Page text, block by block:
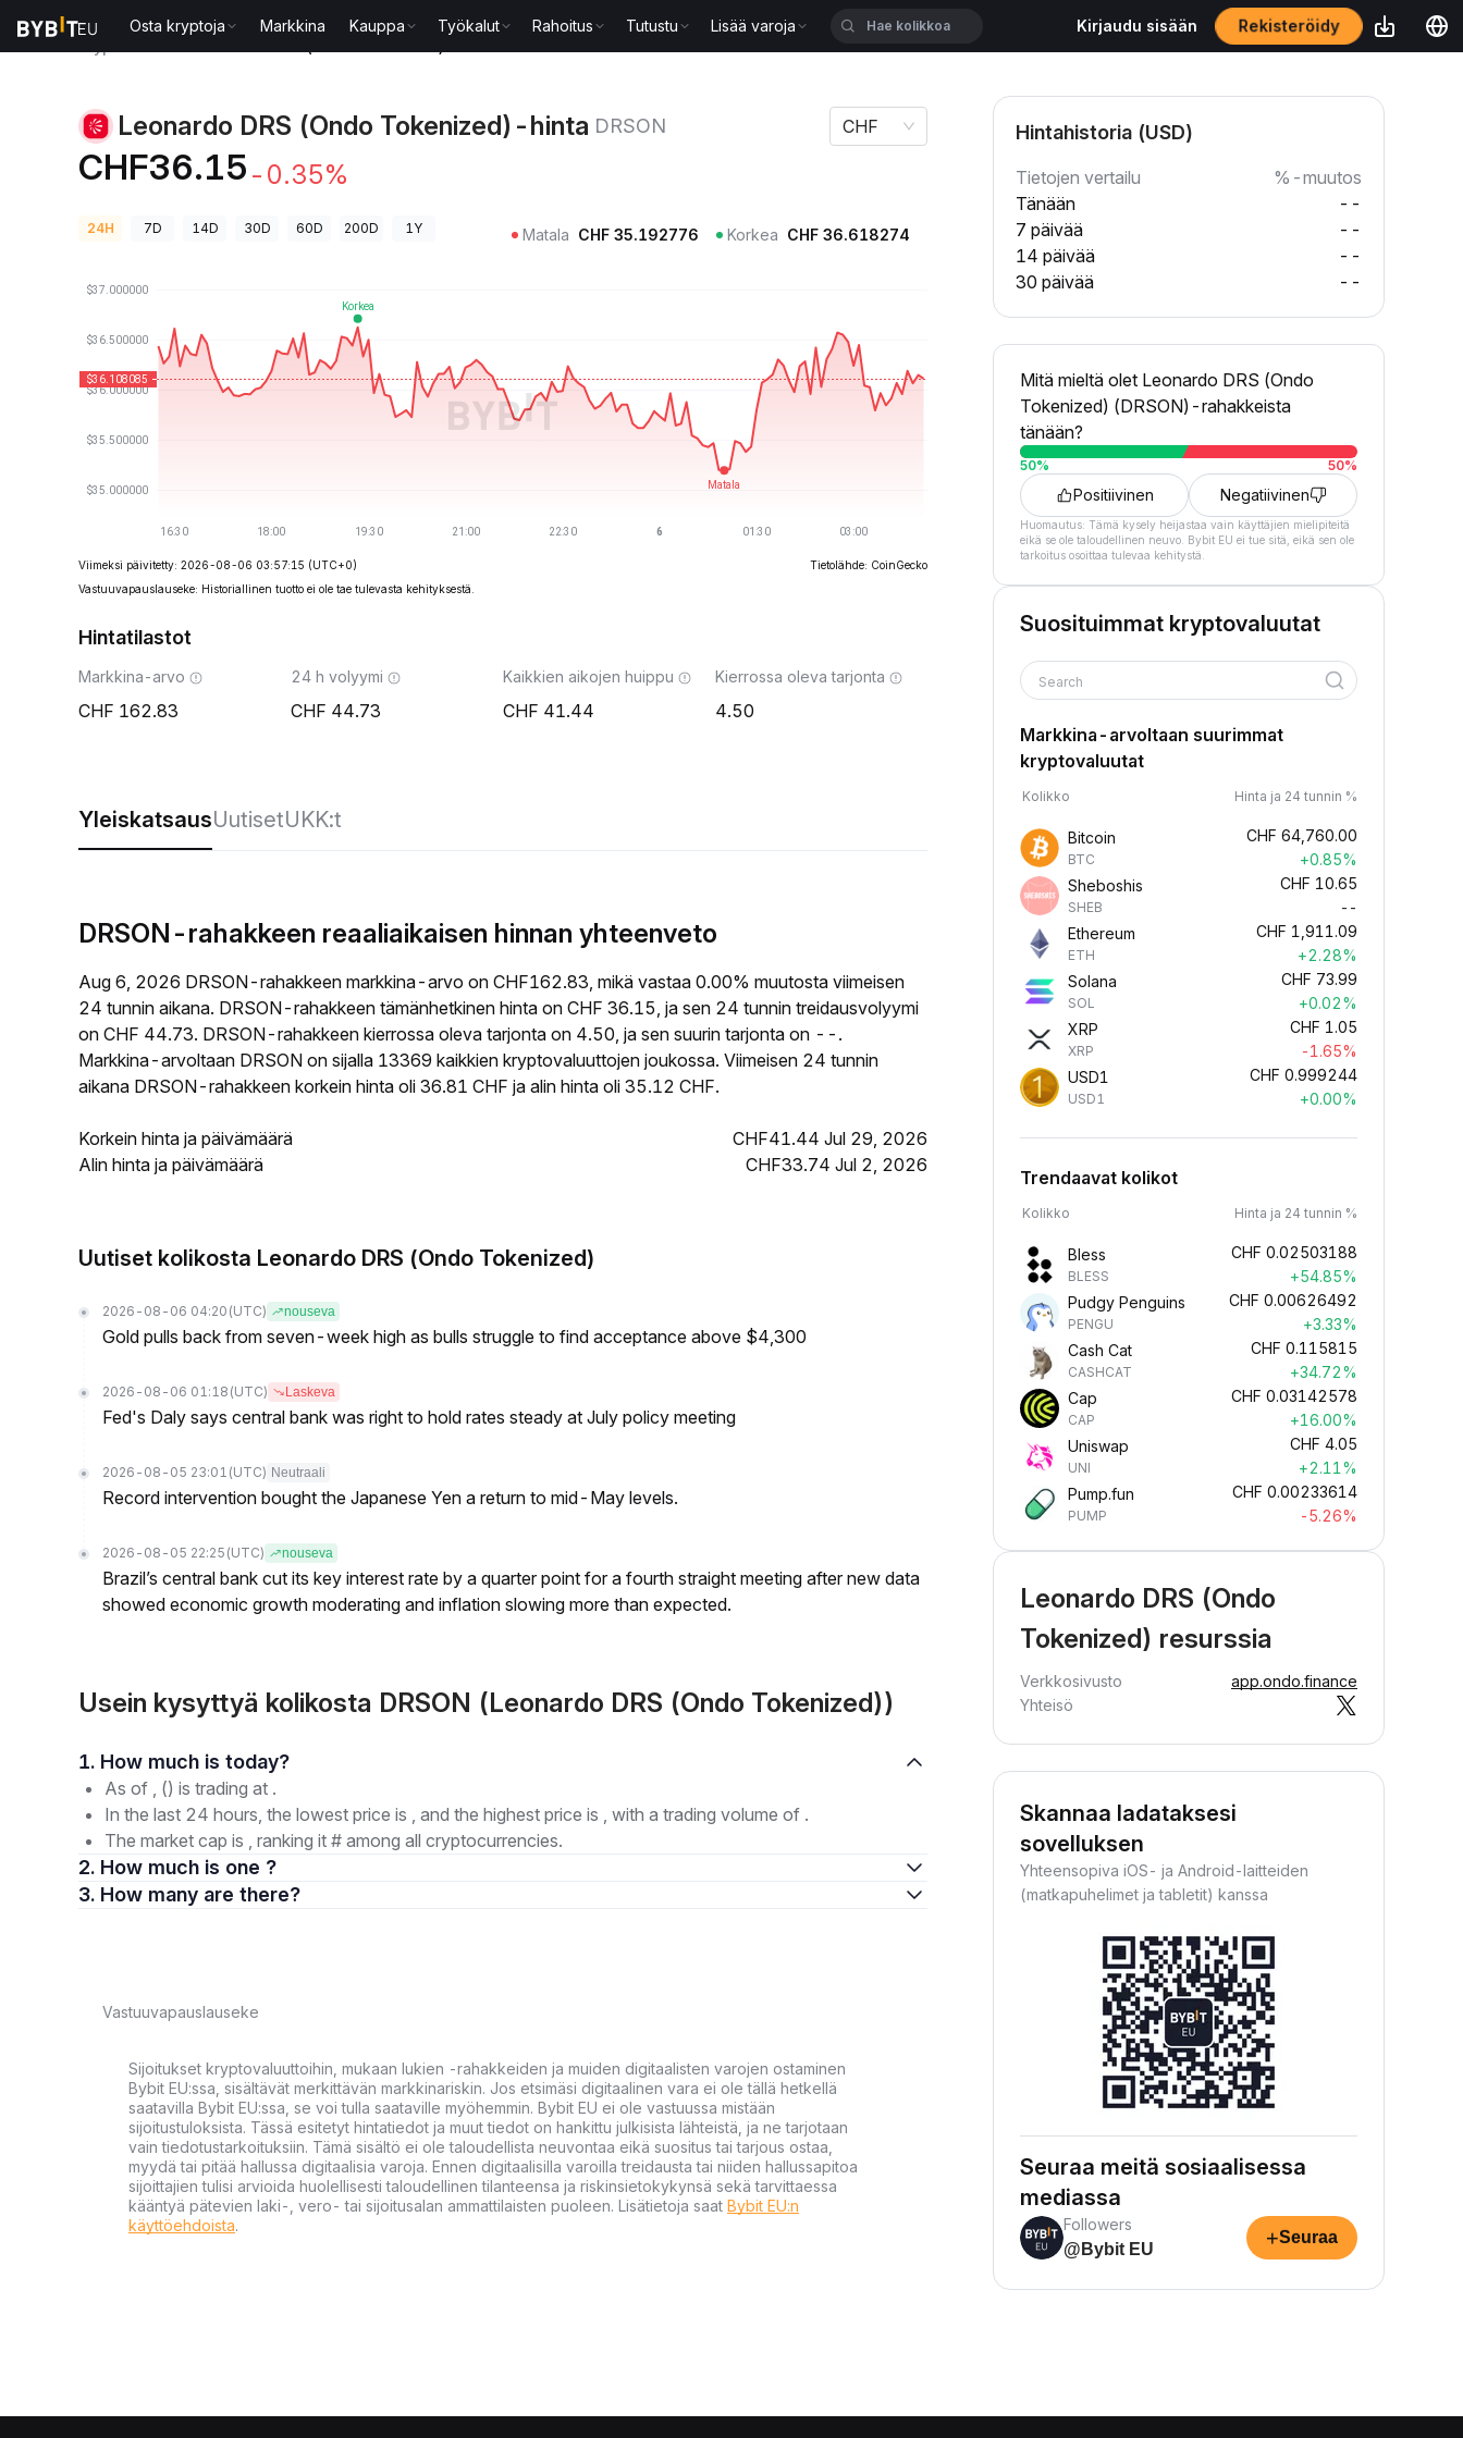
Osta kryptoja Markkina Kauppa Työkalut Rahoitus Tutustu Lisää varoja Kirjaudu sisään Rekisteröidy
Leonardo DRS (Ondo Tokenized)-hinta DRSON
CHF36.15 -0.35%
CHF
24H 7D 14D 30D 60D 200D 1Y Matala CHF 35.192776 Korkea CHF 36.618274
Viimeksi päivitetty: 2026-08-06 03:57:15 (UTC+0)
Tietolähde: CoinGecko
Vastuuvapauslauseke: Historiallinen tuotto ei ole tae tulevasta kehityksestä.
Hintatilastot
Markkina-arvo
162.83
24 h volyymi
44.73
Kaikkien aikojen huippu
41.44
Kierrossa oleva tarjonta
4.50
YleiskatsausUutisetUKK:t
DRSON-rahakkeen reaaliaikaisen hinnan yhteenveto
Aug 6, 2026 DRSON-rahakkeen markkina-arvo on CHF162.83, mikä vastaa 0.00% muutosta viimeisen
24 tunnin aikana. DRSON-rahakkeen tämänhetkinen hinta on CHF 36.15, ja sen 24 tunnin treidausvolyymi
on CHF 44.73. DRSON-rahakkeen kierrossa oleva tarjonta on 4.50, ja sen suurin tarjonta on --.
Markkina-arvoltaan DRSON on sijalla 13369 kaikkien kryptovaluuttojen joukossa. Viimeisen 24 tunnin
aikana DRSON-rahakkeen korkein hinta oli 36.81 CHF ja alin hinta oli 35.12 CHF.
Korkein hinta ja päivämäärä
CHF41.44 Jul 29, 2026
Alin hinta ja päivämäärä
CHF33.74 Jul 2, 2026
Uutiset kolikosta Leonardo DRS (Ondo Tokenized)
2026-08-06 04:20 (UTC) nouseva
Gold pulls back from seven-week high as bulls struggle to find acceptance above $4,300
2026-08-06 01:18 (UTC) Laskeva
Fed's Daly says central bank was right to hold rates steady at July policy meeting
2026-08-05 23:01 (UTC) Neutraali
Record intervention bought the Japanese Yen a return to mid-May levels.
2026-08-05 22:25 (UTC) nouseva
Brazil’s central bank cut its key interest rate by a quarter point for a fourth straight meeting after new data
showed economic growth moderating and inflation slowing more than expected.
Usein kysyttyä kolikosta DRSON (Leonardo DRS (Ondo Tokenized))
1. How much is today?
As of , () is trading at .
In the last 24 hours, the lowest price is , and the highest price is , with a trading volume of .
The market cap is , ranking it # among all cryptocurrencies.
2. How much is one ?
3. How many are there?
Vastuuvapauslauseke
Sijoitukset kryptovaluuttoihin, mukaan lukien -rahakkeiden ja muiden digitaalisten varojen ostaminen
Bybit EU:ssa, sisältävät merkittävän markkinariskin. Jos etsimäsi digitaalinen vara ei ole tällä hetkellä
saatavilla Bybit EU:ssa, se voi tulla saataville myöhemmin. Bybit EU ei ole vastuussa mistään
sijoitustuloksista. Tässä esitetyt hintatiedot ja muut tiedot on hankittu julkisista lähteistä, ja ne tarjotaan
vain tiedotustarkoituksiin. Tämä sisältö ei ole taloudellista neuvontaa eikä suositus tai tarjous ostaa,
myydä tai pitää hallussa digitaalisia varoja. Ennen digitaalisilla varoilla treidausta tai niiden hallussapitoa
sijoittajien tulisi arvioida huolellisesti taloudellinen tilanteensa ja riskinsietokykynsä sekä tarvittaessa
kääntyä pätevien laki-, vero- tai sijoitusalan ammattilaisten puoleen. Lisätietoja saat Bybit EU:n
käyttöehdoista.
Hintahistoria (USD)
Tietojen vertailu
%-muutos
Tänään
--
7 päivää
--
14 päivää
--
30 päivää
--
Mitä mieltä olet Leonardo DRS (Ondo
Tokenized) (DRSON)-rahakkeista
tänään?
50% 50%
Positiivinen Negatiivinen
Huomautus: Tämä kysely heijastaa vain käyttäjien mielipiteitä
eikä se ole taloudellinen neuvo. Bybit EU ei tue sitä, eikä sen ole
tarkoitus osoittaa tulevaa kehitystä.
Suosituimmat kryptovaluutat
Search
Markkina-arvoltaan suurimmat
kryptovaluutat
Kolikko Hinta ja 24 tunnin %
Bitcoin
BTC
CHF 64,760.00
+0.85%
Sheboshis
SHEB
CHF 10.65
--
Ethereum
ETH
CHF 1,911.09
+2.28%
Solana
SOL
CHF 73.99
+0.02%
XRP
XRP
CHF 1.05
-1.65%
USD1
USD1
CHF 0.999244
+0.00%
Trendaavat kolikot
Kolikko Hinta ja 24 tunnin %
Bless
BLESS
CHF 0.02503188
+54.85%
Pudgy Penguins
PENGU
CHF 0.00626492
+3.33%
Cash Cat
CASHCAT
CHF 0.115815
+34.72%
Cap
CAP
CHF 0.03142578
+16.00%
Uniswap
UNI
CHF 4.05
+2.11%
Pump.fun
PUMP
CHF 0.00233614
-5.26%
Leonardo DRS (Ondo
Tokenized) resurssia
Verkkosivusto
app.ondo.finance
Yhteisö
Skannaa ladataksesi
sovelluksen
Yhteensopiva iOS- ja Android-laitteiden
(matkapuhelimet ja tabletit) kanssa
Seuraa meitä sosiaalisessa
mediassa
Followers
@Bybit EU
+Seuraa